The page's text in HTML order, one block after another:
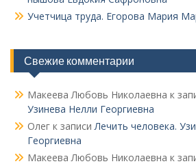
Учетчица труда. Его­рова Мария
Свежие комментарии
Макеева Любовь Николаевна к
Узинева Нелли Георгиевна
Олег к записи Лечить человека.
Георгиевна
Макеева Любовь Николаевна к